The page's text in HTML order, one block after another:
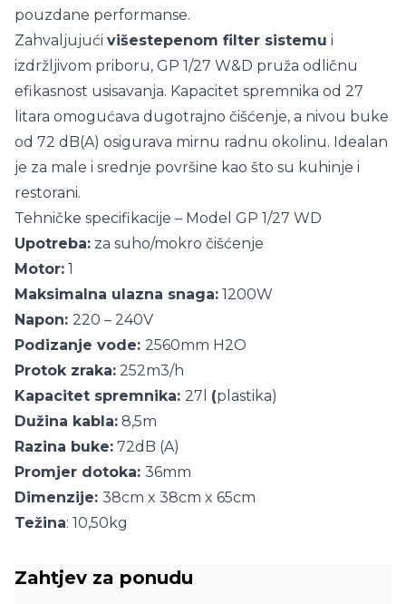
pouzdane performanse.
Zahvaljujući višestepenom filter sistemu i
izdržljivom priboru, GP 1/27 W&D pruža odličnu
efikasnost usisavanja. Kapacitet spremnika od 27
litara omogućava dugotrajno čišćenje, a nivou buke
od 72 dB(A) osigurava mirnu radnu okolinu. Idealan
je za male i srednje površine kao što su kuhinje i
restorani.
Tehničke specifikacije – Model GP 1/27 WD
Upotreba: za suho/mokro čišćenje
Motor: 1
Maksimalna ulazna snaga: 1200W
Napon: 220 – 240V
Podizanje vode: 2560mm H2O
Protok zraka: 252m3/h
Kapacitet spremnika: 27l (plastika)
Dužina kabla: 8,5m
Razina buke: 72dB (A)
Promjer dotoka: 36mm
Dimenzije: 38cm x 38cm x 65cm
Težina: 10,50kg
Zahtjev za ponudu